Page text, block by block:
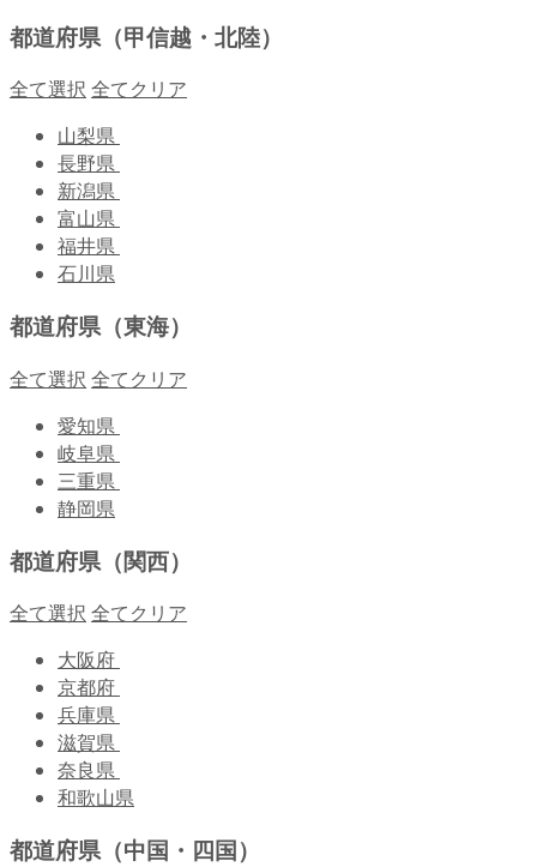
都道府県（甲信越・北陸）
全て選択 全てクリア
山梨県
長野県
新潟県
富山県
福井県
石川県
都道府県（東海）
全て選択 全てクリア
愛知県
岐阜県
三重県
静岡県
都道府県（関西）
全て選択 全てクリア
大阪府
京都府
兵庫県
滋賀県
奈良県
和歌山県
都道府県（中国・四国）